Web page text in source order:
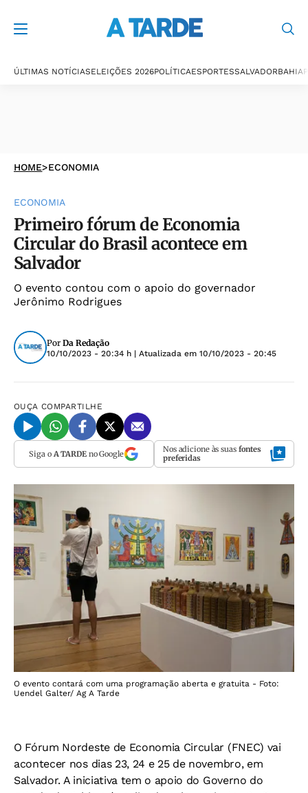
ÚLTIMAS NOTÍCIASELEIÇÕES 2026POLÍTICAESPORTESSALVADORBAHIA
HOME>ECONOMIA
ECONOMIA
Primeiro fórum de Economia
Circular do Brasil acontece em
Salvador
O evento contou com o apoio do governador
Jerônimo Rodrigues
Por Da Redação
10/10/2023 - 20:34 h | Atualizada em 10/10/2023 - 20:45
OUÇA COMPARTILHE
Siga o A TARDEno Google Nos adicione às suas fontes
preferidas
O evento contará com uma programação aberta e gratuita - Foto:
Uendel Galter/ Ag A Tarde
O Fórum Nordeste de Economia Circular (FNEC) vai
acontecer nos dias 23, 24 e 25 de novembro, em
Salvador. A iniciativa tem o apoio do Governo do